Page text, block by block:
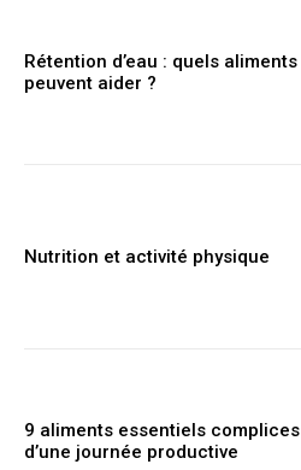
Rétention d’eau : quels aliments
peuvent aider ?
Nutrition et activité physique
9 aliments essentiels complices
d’une journée productive